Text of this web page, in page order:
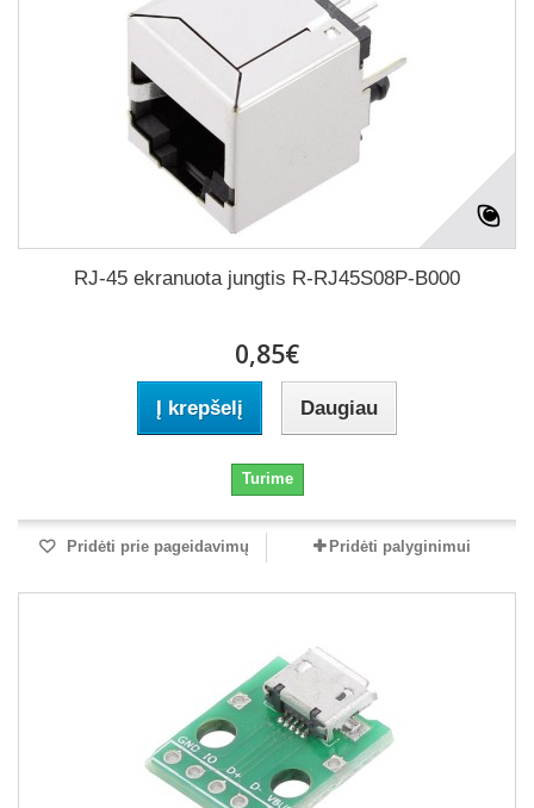
RJ-45 ekranuota jungtis R-RJ45S08P-B000
0,85€
Į krepšelį Daugiau
Turime
Pridėti prie pageidavimų Pridėti palyginimui